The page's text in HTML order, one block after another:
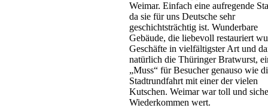
Weimar. Einfach eine aufregende
da sie für uns Deutsche sehr
geschichtsträchtig ist. Wunderbare
Gebäude, die liebevoll restauriert
Geschäfte in vielfältigster Art und
natürlich die Thüringer Bratwurst,
„Muss“ für Besucher genauso wie
Stadtrundfahrt mit einer der vielen
Kutschen. Weimar war toll und
Wiederkommen wert.